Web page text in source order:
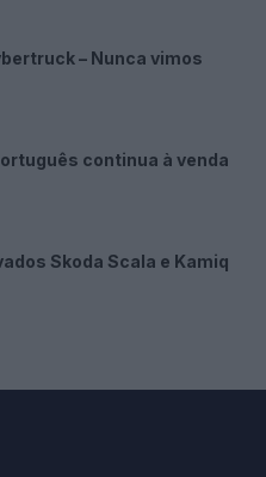
– Nunca vimos
continua à venda
Skoda Scala e Kamiq